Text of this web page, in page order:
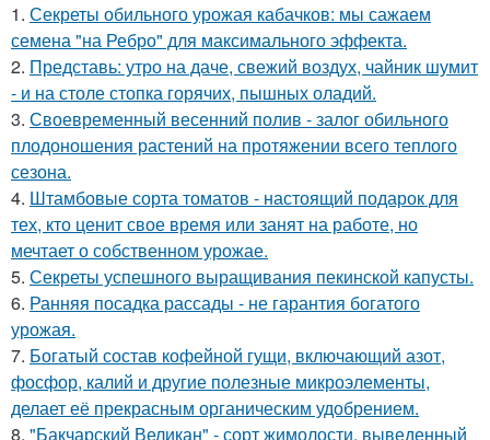
1. Секреты обильного урожая кабачков: мы сажаем
семена "на Ребро" для максимального эффекта.
2. Представь: утро на даче, свежий воздух, чайник шумит
- и на столе стопка горячих, пышных оладий.
3. Своевременный весенний полив - залог обильного
плодоношения растений на протяжении всего теплого
сезона.
4. Штамбовые сорта томатов - настоящий подарок для
тех, кто ценит свое время или занят на работе, но
мечтает о собственном урожае.
5. Секреты успешного выращивания пекинской капусты.
6. Ранняя посадка рассады - не гарантия богатого
урожая.
7. Богатый состав кофейной гущи, включающий азот,
фосфор, калий и другие полезные микроэлементы,
делает её прекрасным органическим удобрением.
8. "Бакчарский Великан" - сорт жимолости, выведенный